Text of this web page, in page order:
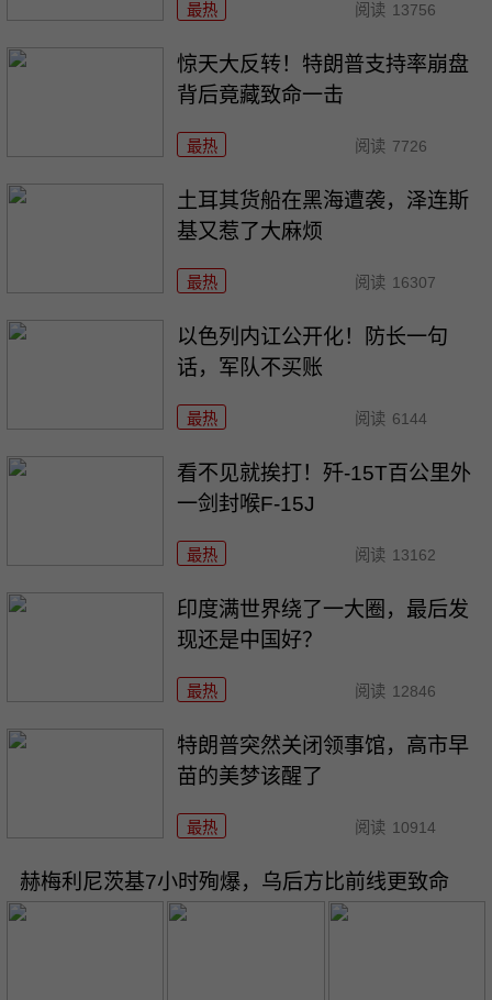
最热 阅读 13756
惊天大反转！特朗普支持率崩盘
背后竟藏致命一击
最热 阅读 7726
土耳其货船在黑海遭袭，泽连斯
基又惹了大麻烦
最热 阅读 16307
以色列内讧公开化！防长一句
话，军队不买账
最热 阅读 6144
看不见就挨打！歼-15T百公里外
一剑封喉F-15J
最热 阅读 13162
印度满世界绕了一大圈，最后发
现还是中国好？
最热 阅读 12846
特朗普突然关闭领事馆，高市早
苗的美梦该醒了
最热 阅读 10914
赫梅利尼茨基7小时殉爆，乌后方比前线更致命